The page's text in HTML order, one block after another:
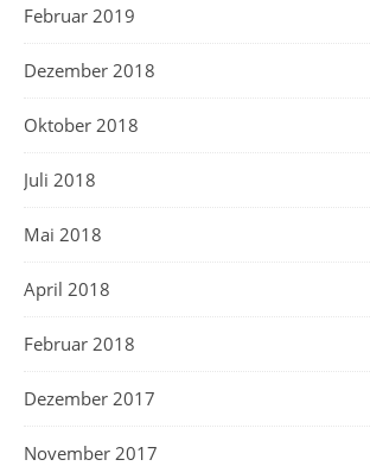
Februar 2019
Dezember 2018
Oktober 2018
Juli 2018
Mai 2018
April 2018
Februar 2018
Dezember 2017
November 2017